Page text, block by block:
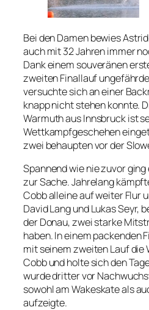
Bei den Damen bewies
auch mit 32 Jahren immer
Dank einem souveränen
zweiten Finallauf
versuchte sich an einer
knapp nicht stehen konnte.
Warmuth aus Innsbruck ist
Wettkampfgeschehen
zwei behaupten vor der
Spannend wie nie zuvor
zur Sache. Jahrelang
Cobb alleine auf weiter Flur
David Lang und Lukas Seyr,
der Donau, zwei starke
haben. In einem packenden
mit seinem zweiten Lauf die
Cobb und holte sich den
wurde dritter vor
sowohl am Wakeskate als
aufzeigte.